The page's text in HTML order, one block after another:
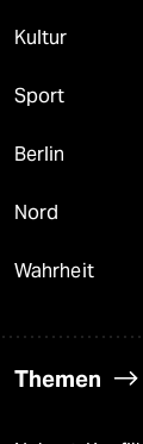
Kultur
Sport
Berlin
Nord
Wahrheit
Themen